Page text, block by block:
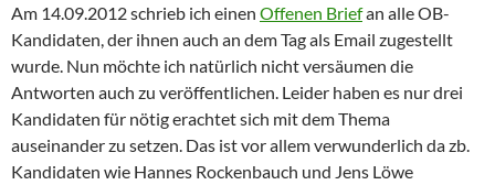
Am 14.09.2012 schrieb ich einen Offenen Briefan alle OB-
Kandidaten, der ihnen auch an dem Tag als Email zugestellt
wurde. Nun möchte ich natürlich nicht versäumen die
Antworten auch zu veröffentlichen. Leider haben es nur drei
Kandidaten für nötig erachtet sich mit dem Thema
auseinander zu setzen. Das ist vor allem verwunderlich da zb.
Kandidaten wie Hannes Rockenbauch und Jens Löwe